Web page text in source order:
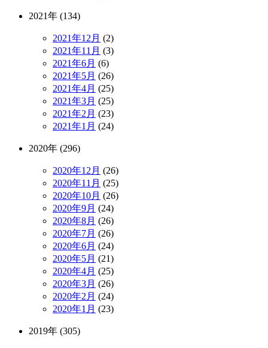
2021年 (134)
2021年12月 (2)
2021年11月 (3)
2021年6月 (6)
2021年5月 (26)
2021年4月 (25)
2021年3月 (25)
2021年2月 (23)
2021年1月 (24)
2020年 (296)
2020年12月 (26)
2020年11月 (25)
2020年10月 (26)
2020年9月 (24)
2020年8月 (26)
2020年7月 (26)
2020年6月 (24)
2020年5月 (21)
2020年4月 (25)
2020年3月 (26)
2020年2月 (24)
2020年1月 (23)
2019年 (305)